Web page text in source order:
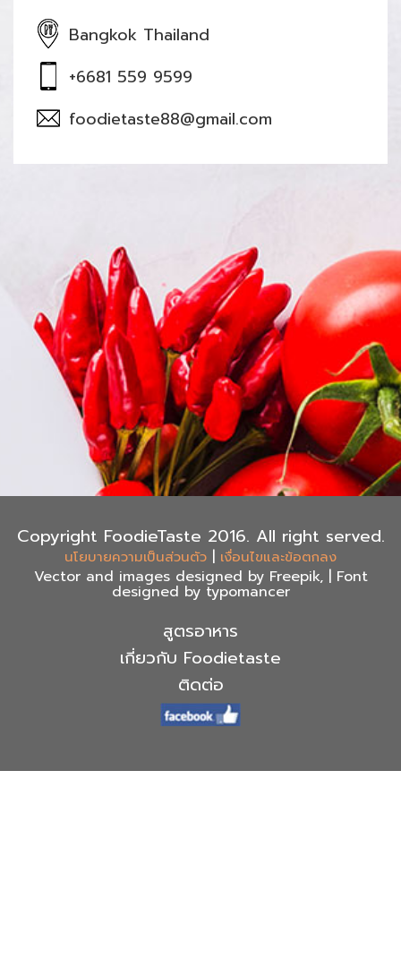
Bangkok Thailand
+6681 559 9599
foodietaste88@gmail.com
Copyright FoodieTaste 2016. All right served.
นโยบายความเป็นส่วนตัว เงื่อนไขและข้อตกลง
Vector and images designed by Freepik, | Font
designed by typomancer
สูตรอาหาร
เกี่ยวกับ Foodietaste
ติดต่อ